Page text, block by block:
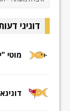
דוגיגי
מוטי